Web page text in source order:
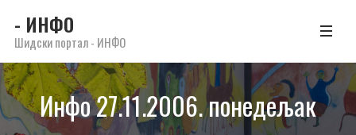
- ИНФО
Шидски портал - ИНФО
Инфо 27.11.2006. понедељак